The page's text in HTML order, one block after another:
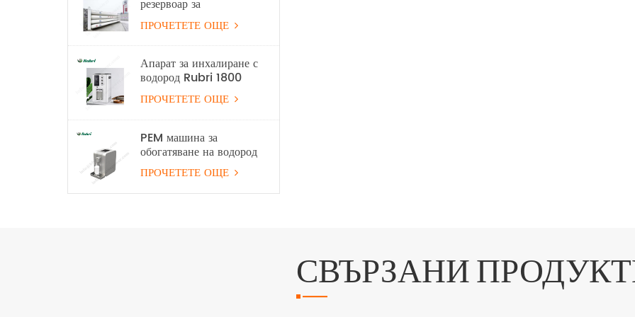
резервоар за
съхранение на водород
ПРОЧЕТЕТЕ ОЩЕ
Апарат за инхалиране с
водород Rubri 1800
мл/мин 99,99%
ПРОЧЕТЕТЕ ОЩЕ
PEM машина за
обогатяване на водород
с вода
ПРОЧЕТЕТЕ ОЩЕ
СВЪРЗАНИ